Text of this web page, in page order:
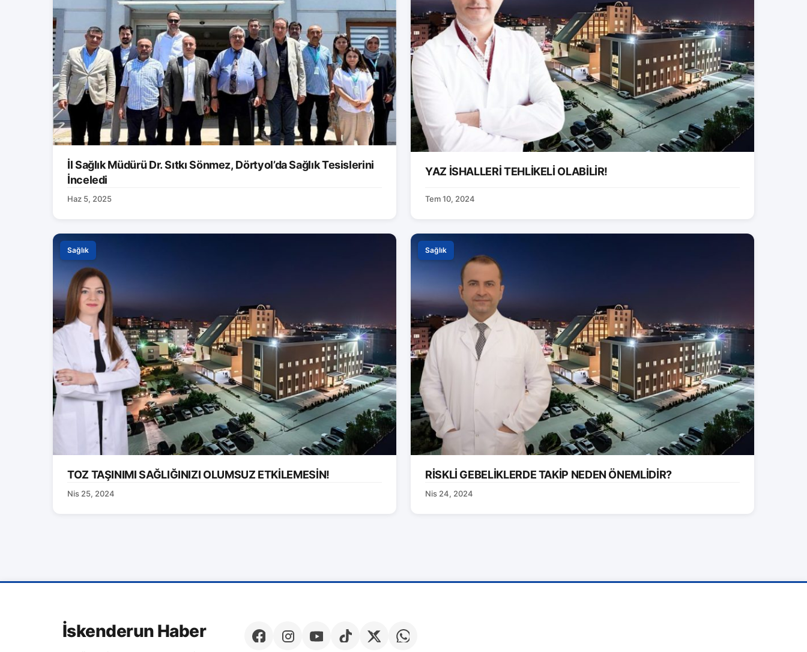
İl Sağlık Müdürü Dr. Sıtkı Sönmez, Dörtyol’da Sağlık Tesislerini
İnceledi
Haz 5, 2025
YAZ İSHALLERİ TEHLİKELİ OLABİLİR!
Tem 10, 2024
Sağlık
TOZ TAŞINIMI SAĞLIĞINIZI OLUMSUZ ETKİLEMESİN!
Nis 25, 2024
Sağlık
RİSKLİ GEBELİKLERDE TAKİP NEDEN ÖNEMLİDİR?
Nis 24, 2024
İskenderun Haber